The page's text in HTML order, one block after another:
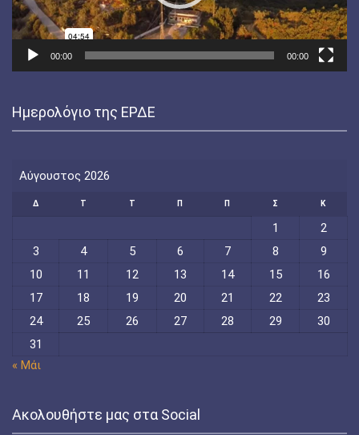
00:00 00:00
Ημερολόγιο της ΕΡΔΕ
Αύγουστος 2026
Δ Τ Τ Π Π Σ Κ
1
2
3
4 5 6 7 8
9
10
11 12 13 14 15
16
17
18 19 20 21 22
23
24
25 26 27 28 29
30
31
« Μάι
Ακολουθήστε μας στα Social